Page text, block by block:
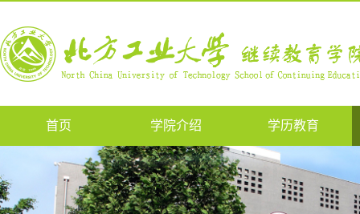
首页 学院介绍 学历教育